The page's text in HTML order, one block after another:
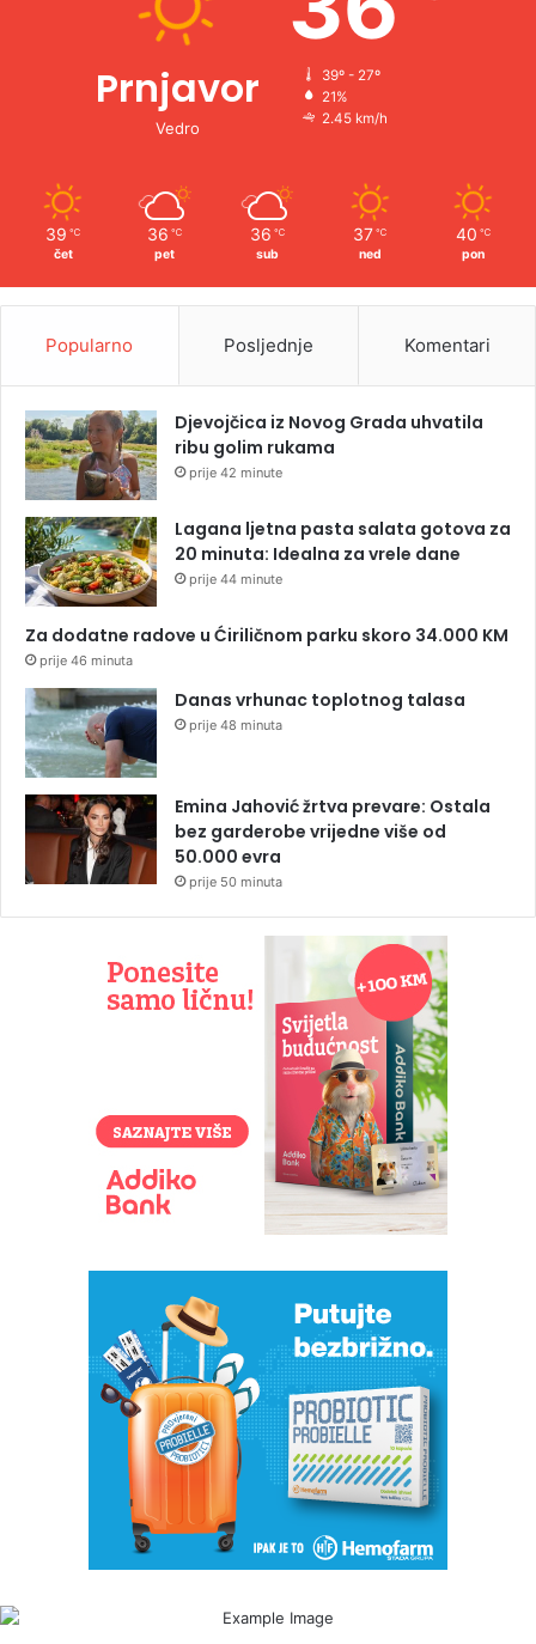
Prnjavor
Vedro
39º - 27º
21%
2.45 km/h
39 ℃
čet
36 ℃
pet
36 ℃
sub
37 ℃
ned
40 ℃
pon
Popularno Posljednje Komentari
Djevojčica iz Novog Grada uhvatila
ribu golim rukama
prije 42 minute
Lagana ljetna pasta salata gotova za
20 minuta: Idealna za vrele dane
prije 44 minute
Za dodatne radove u Ćiriličnom parku skoro 34.000 KM
prije 46 minuta
Danas vrhunac toplotnog talasa
prije 48 minuta
Emina Jahović žrtva prevare: Ostala
bez garderobe vrijedne više od
50.000 evra
prije 50 minuta